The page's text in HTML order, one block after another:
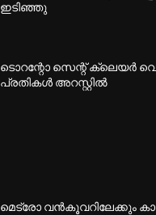
ഇടിഞ്ഞു
ടൊറന്റോ സെന്റ് ക്ലെയര്‍
പ്രതികള്‍ അറസ്റ്റില്‍
മെട്രോ വൻകൂവറിലേക്കും